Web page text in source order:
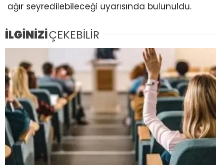
ağır seyredilebileceği uyarısında bulunuldu.
İLGİNİZİÇEKEBİLİR